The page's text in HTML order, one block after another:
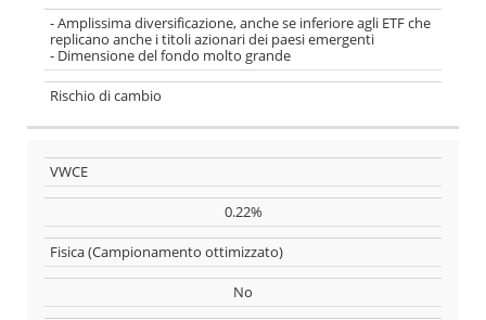
- Amplissima diversificazione, anche se inferiore agli ETF che
replicano anche i titoli azionari dei paesi emergenti
- Dimensione del fondo molto grande
Rischio di cambio
VWCE
0.22%
Fisica (Campionamento ottimizzato)
No